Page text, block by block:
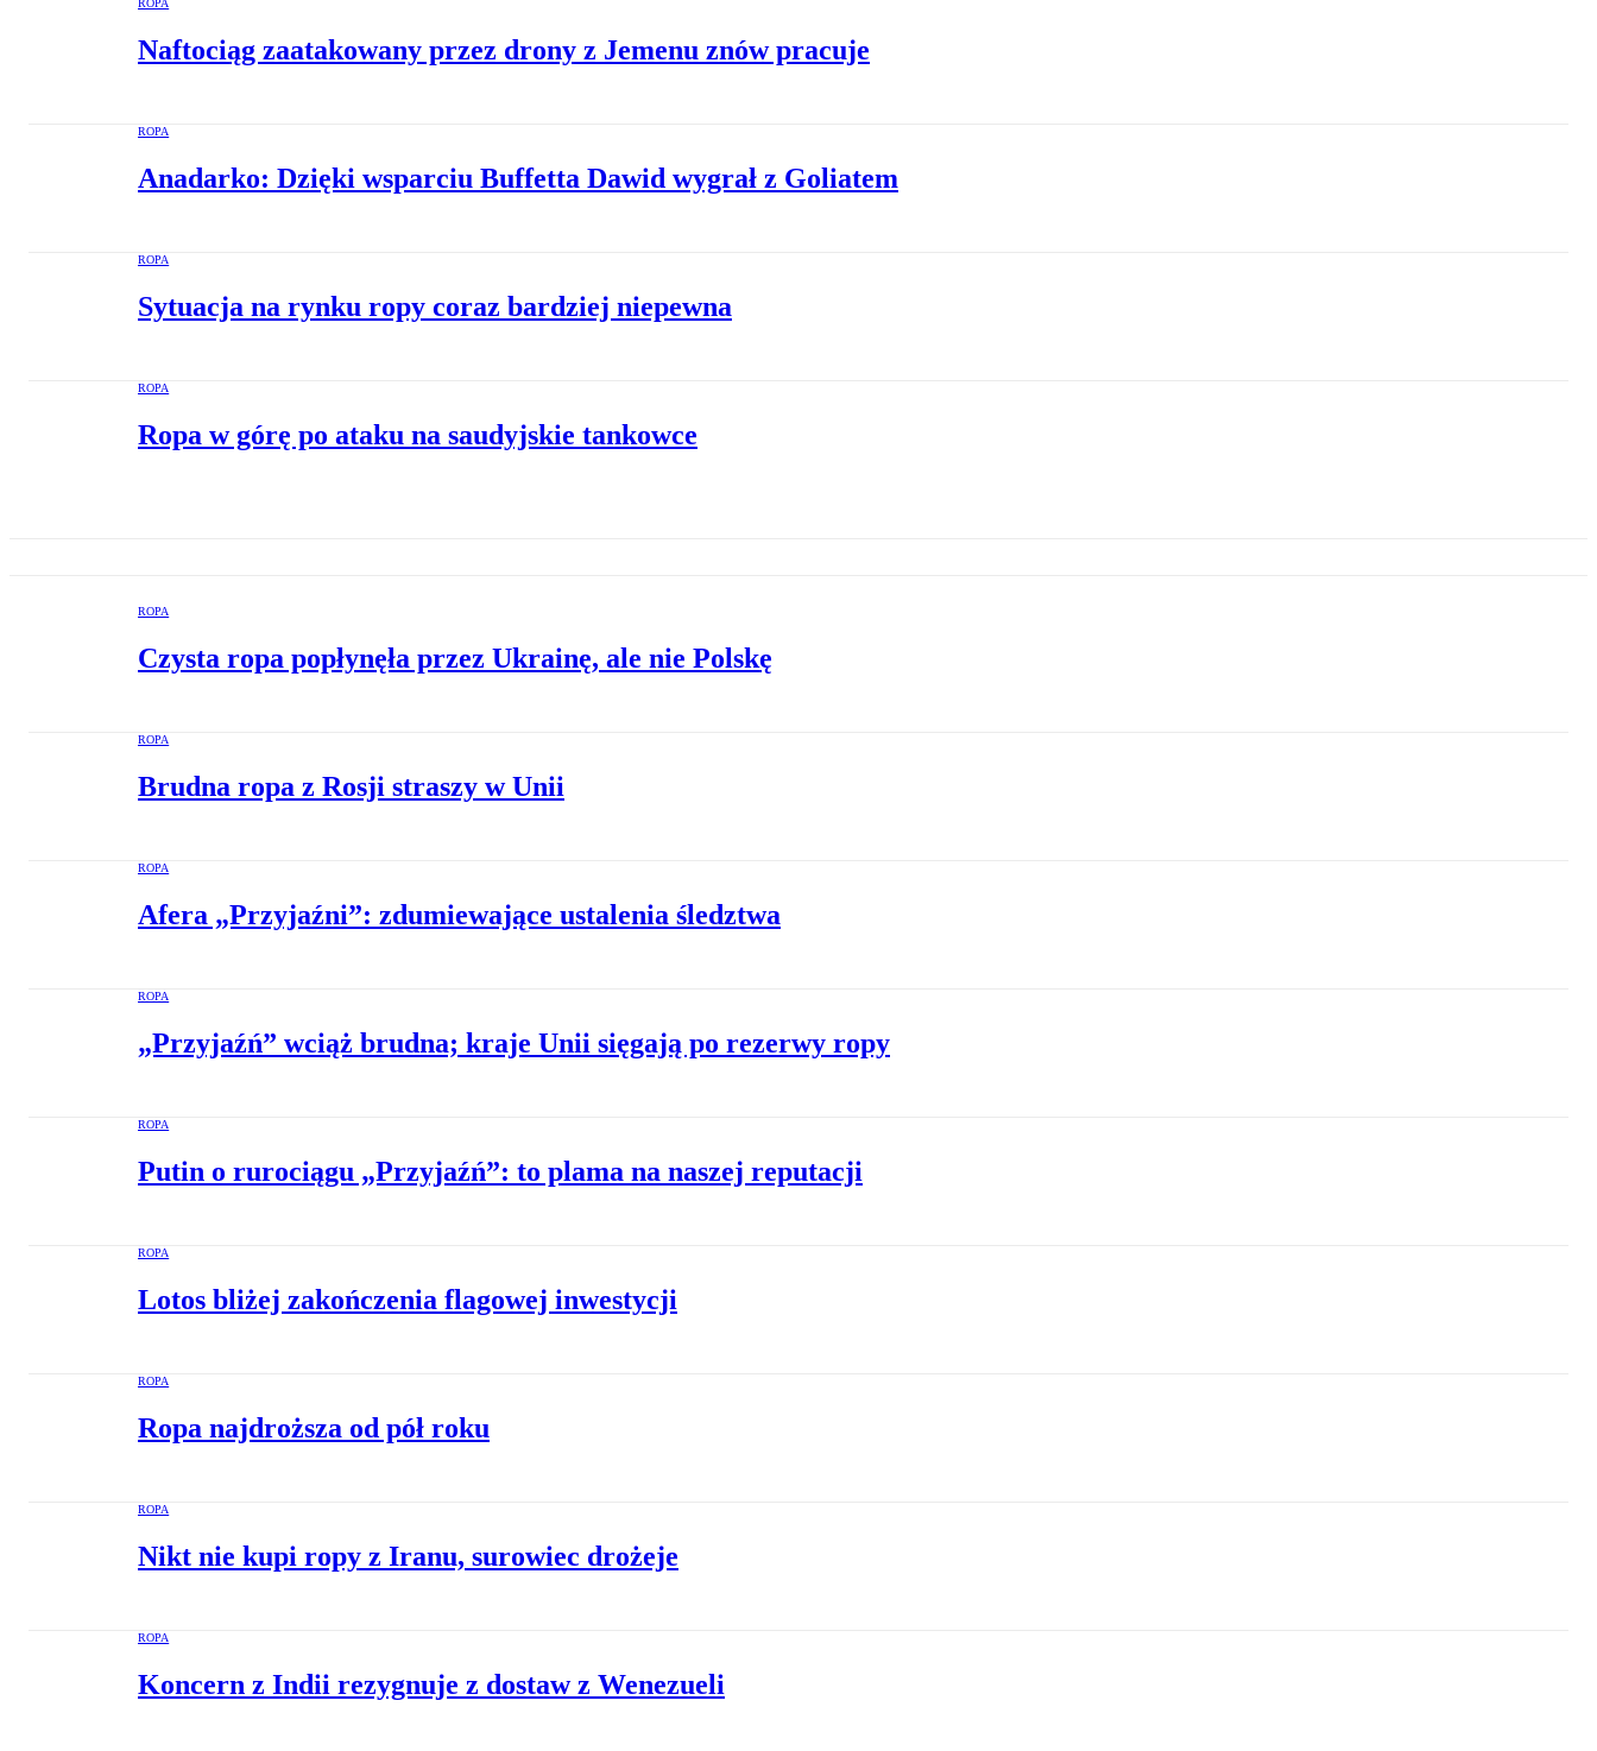
ROPA
Naftociąg zaatakowany przez drony z Jemenu znów pracuje
ROPA
Anadarko: Dzięki wsparciu Buffetta Dawid wygrał z Goliatem
ROPA
Sytuacja na rynku ropy coraz bardziej niepewna
ROPA
Ropa w górę po ataku na saudyjskie tankowce
ROPA
Czysta ropa popłynęła przez Ukrainę, ale nie Polskę
ROPA
Brudna ropa z Rosji straszy w Unii
ROPA
Afera „Przyjaźni”: zdumiewające ustalenia śledztwa
ROPA
„Przyjaźń” wciąż brudna; kraje Unii sięgają po rezerwy ropy
ROPA
Putin o rurociągu „Przyjaźń”: to plama na naszej reputacji
ROPA
Lotos bliżej zakończenia flagowej inwestycji
ROPA
Ropa najdroższa od pół roku
ROPA
Nikt nie kupi ropy z Iranu, surowiec drożeje
ROPA
Koncern z Indii rezygnuje z dostaw z Wenezueli